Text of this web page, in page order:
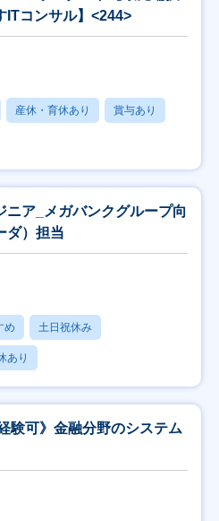
ITコンサル】<244>
産休・育休あり 賞与あり
ニア_メガバンクグループ向
ダ）担当
め 土日祝休み
あり
験可》金融分野のシステム